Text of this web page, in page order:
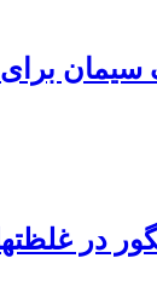
سیمان